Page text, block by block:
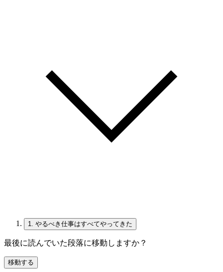
1. やるべき仕事はすべてやってきた
最後に読んでいた段落に移動しますか？
移動する